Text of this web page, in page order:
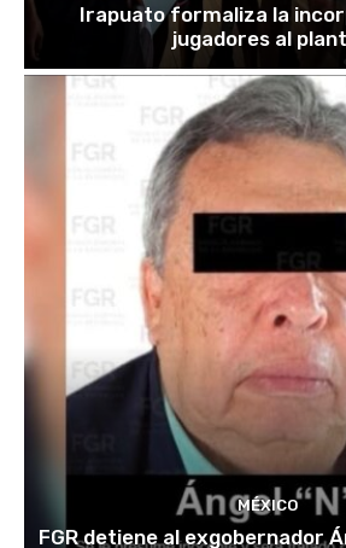
Irapuato formaliza la
jugadores al
MÉXICO
FGR detiene al exgobernador